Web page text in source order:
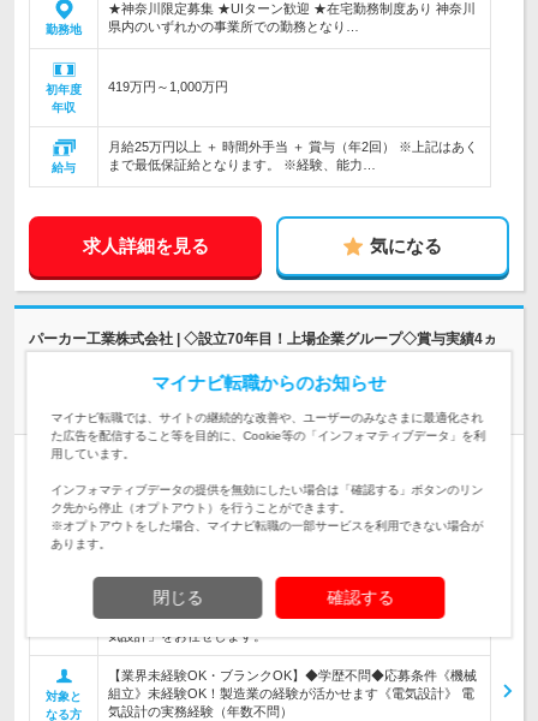
勤務地
★神奈川限定募集 ★UIターン歓迎 ★在宅勤務制度あり 神奈川
県内のいずれかの事業所での勤務となり…
初年度
年収
419万円～1,000万円
給与
月給25万円以上 ＋ 時間外手当 ＋ 賞与（年2回） ※上記はあく
まで最低保証給となります。 ※経験、能力…
求人詳細を見る 気になる
パーカー工業株式会社 | ◇設立70年目！上場企業グループ◇賞与実績4ヵ
業界未経験OK！【技術職（組立・電気設計）】土日祝休*年休
正社員 職種・業種未経験OK
完全週休2日制 女性のおしごと掲載中
情報更新日：2026/06/30 終了予定日：2026/09/28
クライアントは100％親会社なので、安心して仕事が進められる！上場
【業界を支えるやりがいを実感｜試行錯誤も楽しいモノづくり
のシゴト】◆自動車部品を生産する機械の「組立」または「電
気設計」をお任せします。
対象と
なる方
【業界未経験OK・ブランクOK】◆学歴不問◆応募条件《機械
組立》未経験OK！製造業の経験が活かせます《電気設計》 電
気設計の実務経験（年数不問）
マイナビ転職からのお知らせ
マイナビ転職では、サイトの継続的な改善や、ユーザーのみなさまに最適化され
た広告を配信すること等を目的に、Cookie等の「インフォマティブデータ」を利
用しています。
インフォマティブデータの提供を無効にしたい場合は「確認する」ボタンのリン
ク先から停止（オプトアウト）を行うことができます。
※オプトアウトをした場合、マイナビ転職の一部サービスを利用できない場合が
あります。
閉じる 確認する